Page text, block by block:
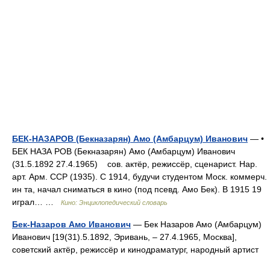
БЕК-НАЗАРОВ (Бекназарян) Амо (Амбарцум) Иванович — •
БЕК НАЗА РОВ (Бекназарян) Амо (Амбарцум) Иванович
(31.5.1892 27.4.1965) сов. актёр, режиссёр, сценарист. Нар.
арт. Арм. ССР (1935). С 1914, будучи студентом Моск. коммерч.
ин та, начал сниматься в кино (под псевд. Амо Бек). В 1915 19
играл… …
Кино: Энциклопедический словарь
Бек-Назаров Амо Иванович — Бек Назаров Амо (Амбарцум)
Иванович [19(31).5.1892, Эривань, ‒ 27.4.1965, Москва],
советский актёр, режиссёр и кинодраматург, народный артист